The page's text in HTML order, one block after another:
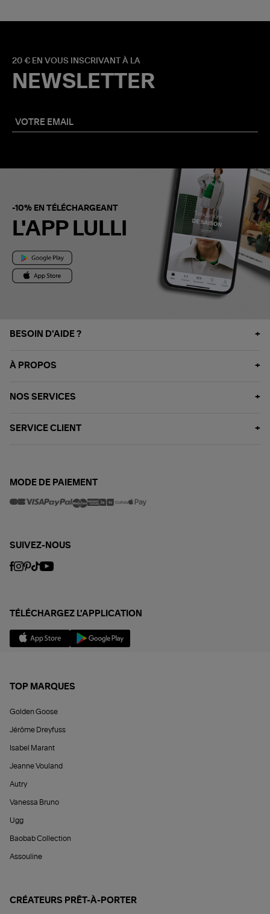
20 € EN VOUS INSCRIVANT À LA
NEWSLETTER
-10% EN TÉLÉCHARGEANT
L'APP LULLI
BESOIN D'AIDE ?
À PROPOS
NOS SERVICES
SERVICE CLIENT
MODE DE PAIEMENT
SUIVEZ-NOUS
TÉLÉCHARGEZ L'APPLICATION
TOP MARQUES
Golden Goose
Jérôme Dreyfuss
Isabel Marant
Jeanne Vouland
Autry
Vanessa Bruno
Ugg
Baobab Collection
Assouline
CRÉATEURS PRÊT-À-PORTER